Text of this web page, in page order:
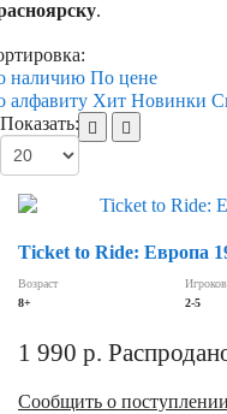
.
наличию По цене
алфавиту Хит Новинки
Показать:
Ticket to Ride: Европа
Возраст
8+
Игроков
2-5
1 990 р.
Сообщить о поступлении